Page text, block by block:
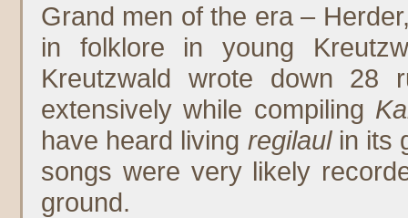
Grand men of the era –
in folklore in young
Kreutzwald wrote down 28
extensively while compiling
have heard living regilaulin its
songs were very likely
ground.